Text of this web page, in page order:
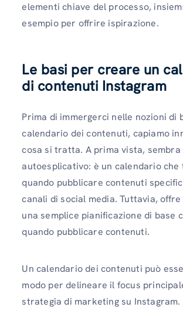
elementi chiave del processo,
esempio per offrire ispirazione.
Le basi per creare un
di contenuti Instagram
Prima di immergerci nelle nozioni di
calendario dei contenuti, capiamo
cosa si tratta. A prima vista,
autoesplicativo: è un calendario che
quando pubblicare contenuti
canali di social media. Tuttavia,
una semplice pianificazione di base
quando pubblicare contenuti.
Un calendario dei contenuti può
modo per delineare il focus
strategia di marketing su Instagram.